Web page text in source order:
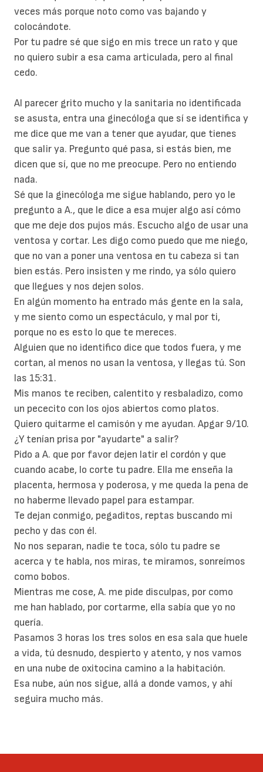
veces más porque noto como vas bajando y
colocándote.
Por tu padre sé que sigo en mis trece un rato y que
no quiero subir a esa cama articulada, pero al final
cedo.
Al parecer grito mucho y la sanitaria no identificada
se asusta, entra una ginecóloga que sí se identifica y
me dice que me van a tener que ayudar, que tienes
que salir ya. Pregunto qué pasa, si estás bien, me
dicen que sí, que no me preocupe. Pero no entiendo
nada.
Sé que la ginecóloga me sigue hablando, pero yo le
pregunto a A., que le dice a esa mujer algo así cómo
que me deje dos pujos más. Escucho algo de usar una
ventosa y cortar. Les digo como puedo que me niego,
que no van a poner una ventosa en tu cabeza si tan
bien estás. Pero insisten y me rindo, ya sólo quiero
que llegues y nos dejen solos.
En algún momento ha entrado más gente en la sala,
y me siento como un espectáculo, y mal por ti,
porque no es esto lo que te mereces.
Alguien que no identifico dice que todos fuera, y me
cortan, al menos no usan la ventosa, y llegas tú. Son
las 15:31.
Mis manos te reciben, calentito y resbaladizo, como
un pececito con los ojos abiertos como platos.
Quiero quitarme el camisón y me ayudan. Apgar 9/10.
¿Y tenían prisa por "ayudarte" a salir?
Pido a A. que por favor dejen latir el cordón y que
cuando acabe, lo corte tu padre. Ella me enseña la
placenta, hermosa y poderosa, y me queda la pena de
no haberme llevado papel para estampar.
Te dejan conmigo, pegaditos, reptas buscando mi
pecho y das con él.
No nos separan, nadie te toca, sólo tu padre se
acerca y te habla, nos miras, te miramos, sonreímos
como bobos.
Mientras me cose, A. me pide disculpas, por como
me han hablado, por cortarme, ella sabía que yo no
quería.
Pasamos 3 horas los tres solos en esa sala que huele
a vida, tú desnudo, despierto y atento, y nos vamos
en una nube de oxitocina camino a la habitación.
Esa nube, aún nos sigue, allá a donde vamos, y ahí
seguira mucho más.